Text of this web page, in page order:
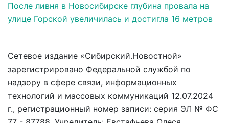
После ливня в Новосибирске глубина провала на
улице Горской увеличилась и достигла 16 метров
Сетевое издание «Сибирский.Новостной»
зарегистрировано Федеральной службой по
надзору в сфере связи, информационных
технологий и массовых коммуникаций 12.07.2024
г., регистрационный номер записи: серия ЭЛ № ФС